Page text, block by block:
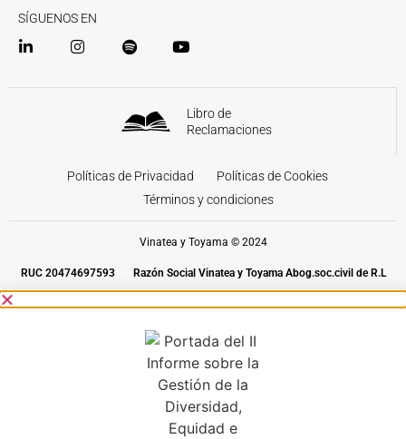
SÍGUENOS EN
Libro de
Reclamaciones
Políticas de Privacidad
Políticas de Cookies
Términos y condiciones
Vinatea y Toyama © 2024
RUC 20474697593 Razón Social Vinatea y Toyama Abog.soc.civil de R.L